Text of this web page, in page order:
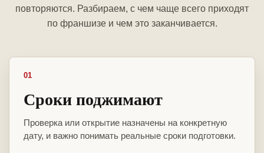
повторяются. Разбираем, с чем чаще всего приходят
по франшизе и чем это заканчивается.
01
Сроки поджимают
Проверка или открытие назначены на конкретную
дату, и важно понимать реальные сроки подготовки.